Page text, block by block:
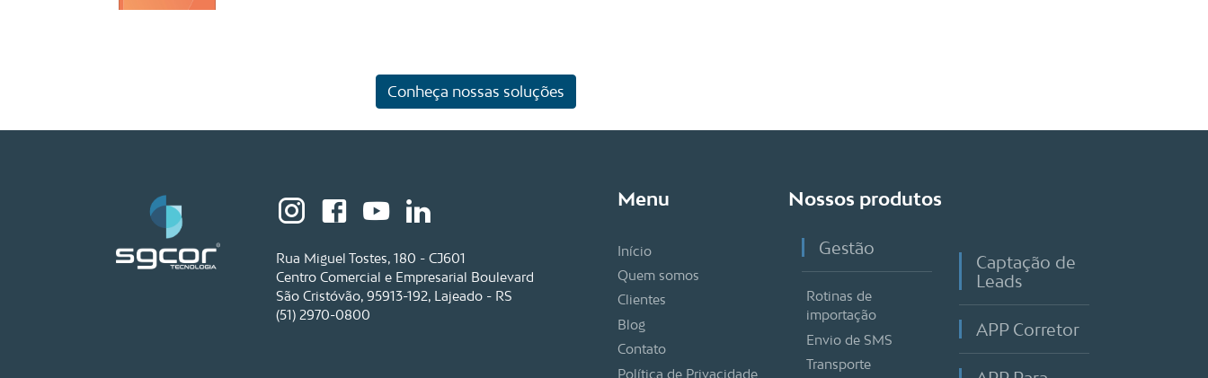
Conheça nossas soluções
Rua Miguel Tostes, 180 - CJ601
Centro Comercial e Empresarial Boulevard
São Cristóvão, 95913-192, Lajeado - RS
(51) 2970-0800
Menu
Início
Quem somos
Clientes
Blog
Contato
Política de Privacidade
Nossos produtos
Gestão
Rotinas de
importação
Envio de SMS
Transporte
Captação de
Leads
APP Corretor